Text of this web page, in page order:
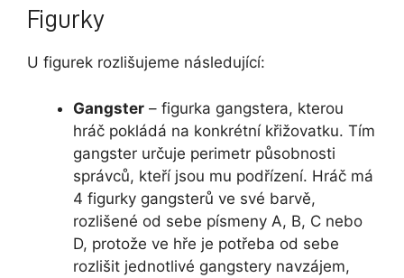
Figurky
U figurek rozlišujeme následující:
Gangster – figurka gangstera, kterou
hráč pokládá na konkrétní křižovatku. Tím
gangster určuje perimetr působnosti
správců, kteří jsou mu podřízení. Hráč má
4 figurky gangsterů ve své barvě,
rozlišené od sebe písmeny A, B, C nebo
D, protože ve hře je potřeba od sebe
rozlišit jednotlivé gangstery navzájem,